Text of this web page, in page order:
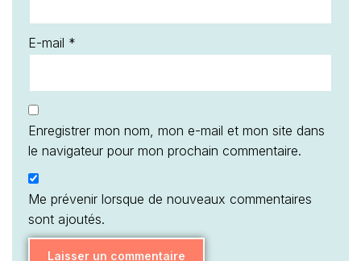
E-mail *
Enregistrer mon nom, mon e-mail et mon site dans
le navigateur pour mon prochain commentaire.
Me prévenir lorsque de nouveaux commentaires
sont ajoutés.